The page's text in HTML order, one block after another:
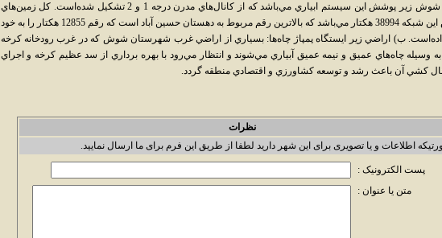
شهرستان شوش زير پوشش اين سيستم ابياري مي‌باشد که از کانال‌هاي مدرن درجه 1 و 2 تشکيل شده‌است. کل زمين‌هاي
زير پوشش اين شبکه 38994 هکتار مي‌باشد که بالاترين رقم مربوط به دهستان حسين آباد است که رقم 12855 هکتار را به خود
ب) اراضي زير ايستگاه پمپاژ چاه‌ها: بسياري از اراضي غرب شهرستان شوش که در غرب رودخانه کرخه
به وسيله چاه‌هاي عميق و نيمه عميق آبياري مي‌شوند و انتظار مي‌رود با بهره برداري از سد عظيم کرخه و اجراي
کشي آن باعث رشد و توسعه کشاورزي و اقتصادي منطقه گردد.
نظرات
اطلاعات و یا تصویری برای این شهر دارید لطفا از طریق این فرم برای ما ارسال نمایید.
پست الکترونیک :
متن یا عنوان :